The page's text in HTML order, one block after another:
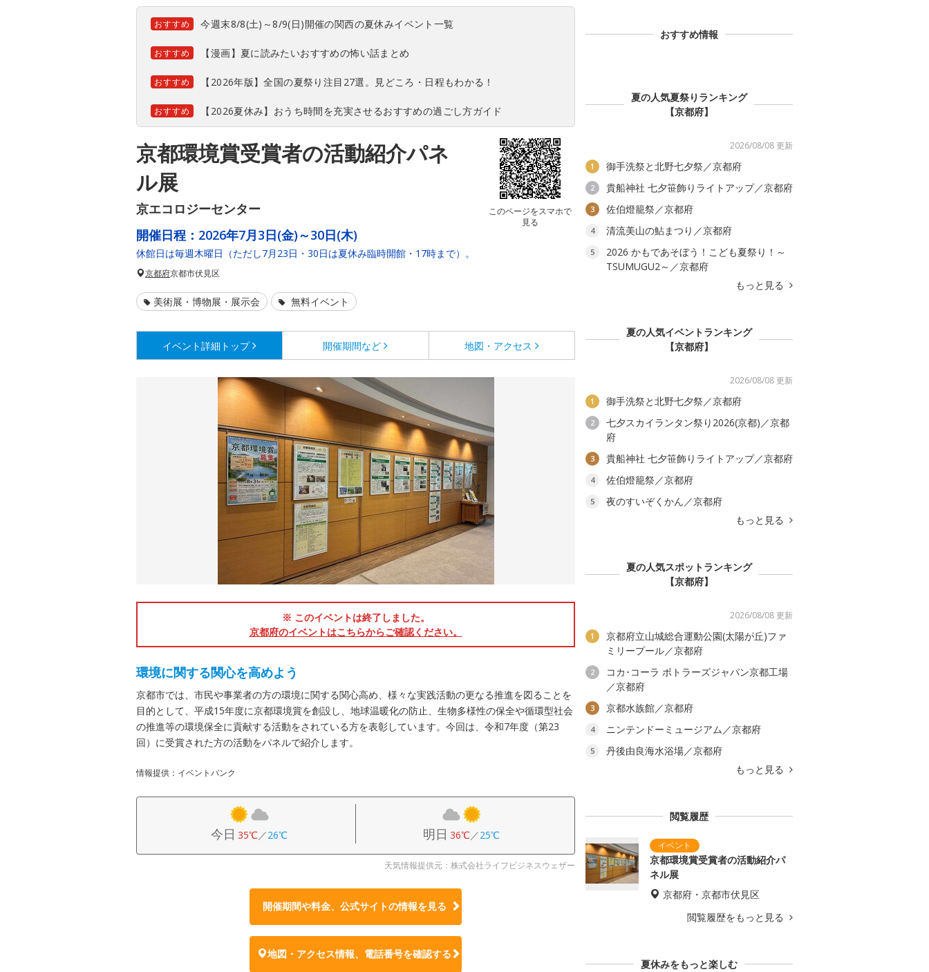
おすすめ 今週末8/8(土)～8/9(日)開催の関西の夏休みイベント一覧
おすすめ 【漫画】夏に読みたいおすすめの怖い話まとめ
おすすめ 【2026年版】全国の夏祭り注目27選。見どころ・日程もわかる！
おすすめ 【2026夏休み】おうち時間を充実させるおすすめの過ごし方ガイド
京都環境賞受賞者の活動紹介パネ
ル展
京エコロジーセンター
このページをスマホで
見る
開催日程： 2026年7月3日(金)～30日(木)
休館日は毎週木曜日（ただし7月23日・30日は夏休み臨時開館・17時まで）。
京都府京都市伏見区
美術展・博物展・展示会 無料イベント
イベント詳細 トップ 開催期間など 地図・アクセス
※ このイベントは終了しました。
京都府のイベントはこちらからご確認ください。
環境に関する関心を高めよう
京都市では、市民や事業者の方の環境に関する関心高め、様々な実践活動の更なる推進を図ることを
目的として、平成15年度に京都環境賞を創設し、地球温暖化の防止、生物多様性の保全や循環型社会
の推進等の環境保全に貢献する活動をされている方を表彰しています。今回は、令和7年度（第23
回）に受賞された方の活動をパネルで紹介します。
情報提供：イベントバンク
今日 35℃／26℃ 明日 36℃／25℃
天気情報提供元：株式会社ライフビジネスウェザー
開催期間や料金、公式サイトの情報を見る
地図・アクセス情報、電話番号を確認する
おすすめ情報
夏の人気夏祭りランキング
【京都府】
2026/08/08 更新
1 御手洗祭と北野七夕祭／京都府
2 貴船神社 七夕笹飾りライトアップ／京都府
3 佐伯燈籠祭／京都府
4 清流美山の鮎まつり／京都府
5
2026 かもであそぼう！こども夏祭り！～
TSUMUGU2～／京都府
もっと見る
夏の人気イベントランキング
【京都府】
2026/08/08 更新
1 御手洗祭と北野七夕祭／京都府
2
七夕スカイランタン祭り2026(京都)／京都
府
3 貴船神社 七夕笹飾りライトアップ／京都府
4 佐伯燈籠祭／京都府
5
夜のすいぞくかん／京都府
もっと見る
夏の人気スポットランキング
【京都府】
2026/08/08 更新
1
京都府立山城総合運動公園(太陽が丘)ファ
ミリープール／京都府
2
コカ･コーラ ボトラーズジャパン京都工場
／京都府
3 京都水族館／京都府
4 ニンテンドーミュージアム／京都府
5
丹後由良海水浴場／京都府
もっと見る
閲覧履歴
京都環境賞受賞者の活動紹介パ
ネル展
京都府・京都市伏見区
閲覧履歴をもっと見る
夏休みをもっと楽しむ